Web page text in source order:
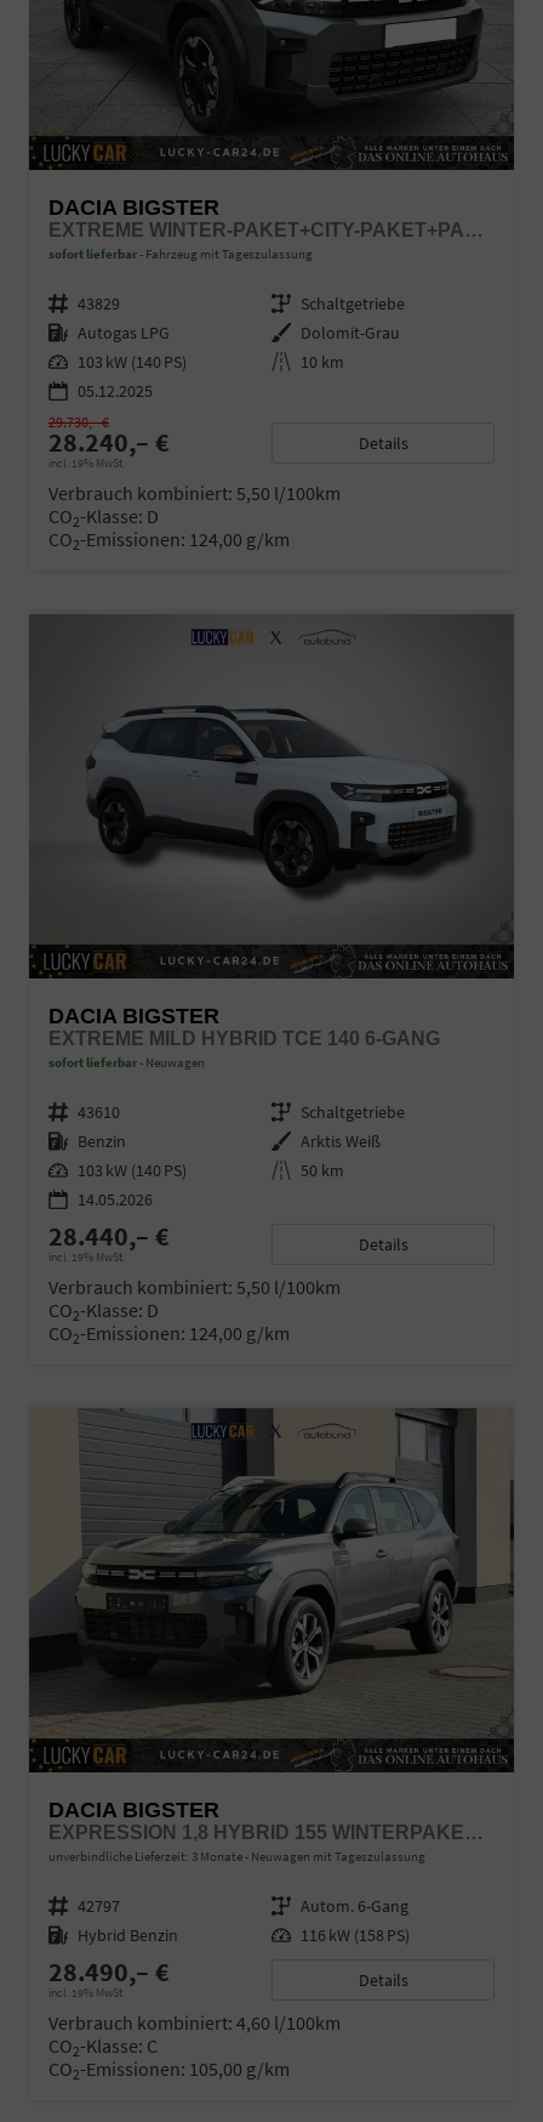
DACIA BIGSTER
EXTREME WINTER-PAKET+CITY-PAKET+PANODACH MILD HYBRID-G 140 AUTOGAS
sofort lieferbar Fahrzeug mit Tageszulassung
Fahrzeugnr. 43829 Getriebe Schaltgetriebe
Kraftstoff Autogas LPG Außenfarbe Dolomit-Grau
Leistung 103 kW (140 PS) Kilometerstand 10 km
05.12.2025
28.240,– €
incl. 19% MwSt.
29.730,– €
Details
Verbrauch kombiniert: 5,50 l/100km
CO2-Klasse: D
CO2-Emissionen: 124,00 g/km
DACIA BIGSTER
EXTREME MILD HYBRID TCE 140 6-GANG
sofort lieferbar Neuwagen
Fahrzeugnr. 43610 Getriebe Schaltgetriebe
Kraftstoff Benzin Außenfarbe Arktis Weiß
Leistung 103 kW (140 PS) Kilometerstand 50 km
14.05.2026
28.440,– €
incl. 19% MwSt.
Details
Verbrauch kombiniert: 5,50 l/100km
CO2-Klasse: D
CO2-Emissionen: 124,00 g/km
DACIA BIGSTER
EXPRESSION 1,8 HYBRID 155 WINTERPAKET PLUS
unverbindliche Lieferzeit: 3 Monate Neuwagen mit Tageszulassung
Fahrzeugnr. 42797 Getriebe Autom. 6-Gang
Kraftstoff Hybrid Benzin Leistung 116 kW (158 PS)
28.490,– €
incl. 19% MwSt.
Details
Verbrauch kombiniert: 4,60 l/100km
CO2-Klasse: C
CO2-Emissionen: 105,00 g/km